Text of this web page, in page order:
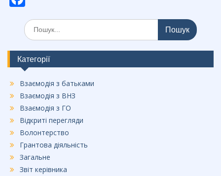
ac
e
b
o
o
k
Шукати:
Категорії
Взаємодія з батьками
Взаємодія з ВНЗ
Взаємодія з ГО
Відкриті перегляди
Волонтерство
Грантова діяльність
Загальне
Звіт керівника